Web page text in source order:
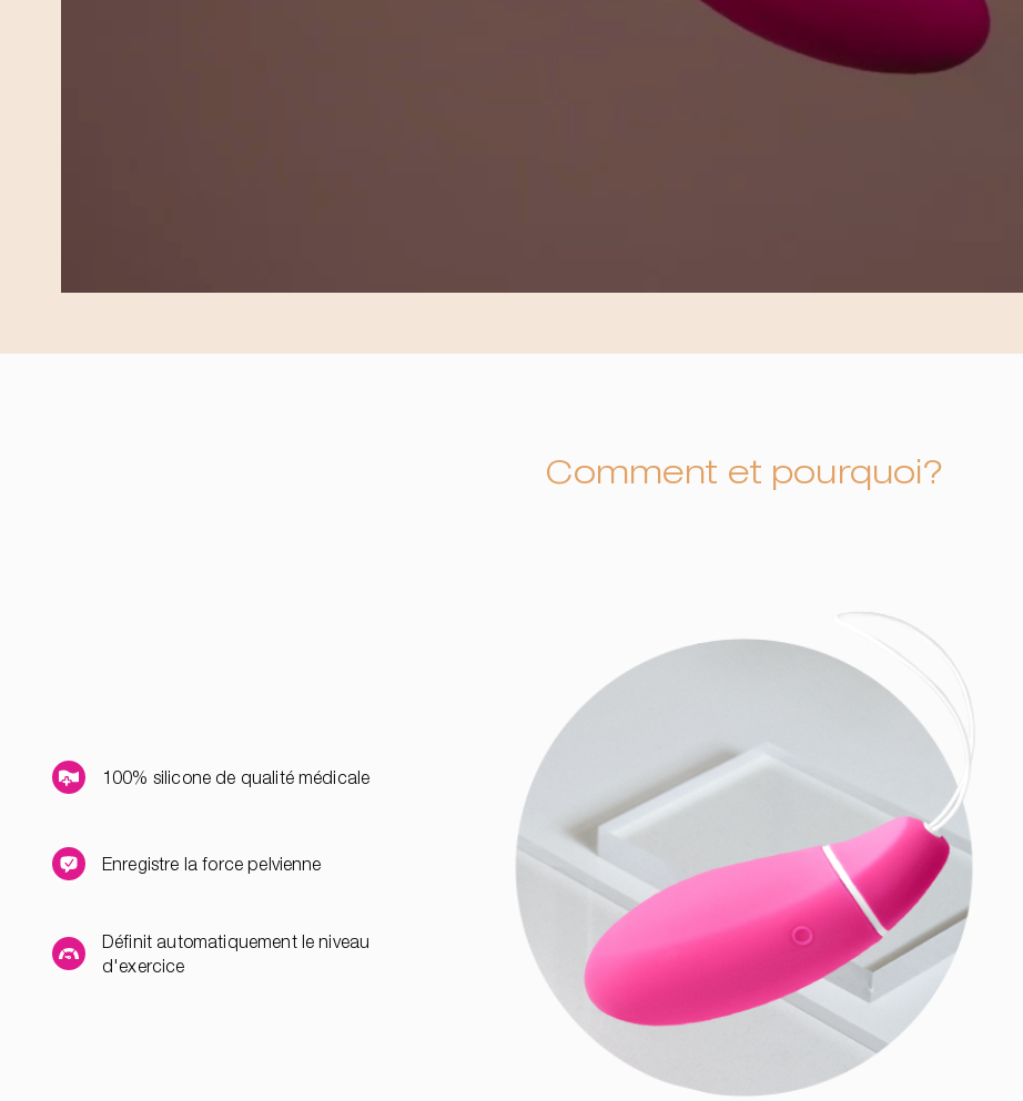
Comment et pourquoi?
100% silicone de qualité médicale
Enregistre la force pelvienne
Définit automatiquement le niveau
d'exercice